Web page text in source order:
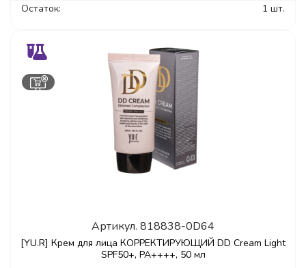
Остаток:
1 шт.
Артикул. 818838-0D64
[YU.R] Крем для лица КОРРЕКТИРУЮЩИЙ DD Cream Light
SPF50+, PA++++, 50 мл